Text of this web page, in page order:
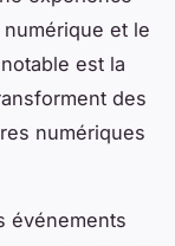
et le
est la
des
numériques
événements